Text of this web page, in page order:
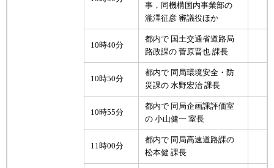
事，同機構国内事業部の
瀧澤征彦 審議役ほか
10時40分
都内で 国土交通省道路局
路政課の 菅原晋也 課長
10時50分
都内で 同局環境安全・防
災課の 水野宏治 課長
10時55分
都内で 同局企画課評価室
の 小山健一 室長
11時00分
都内で 同局高速道路課の
松本健 課長